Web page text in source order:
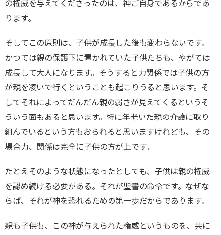
の権威を与えてくださったのは、神ご自身であるからであ
ります。
そしてこの原則は、子供が成長した後も変わらないです。
かつては親の保護下に置かれていた子供たちも、やがては
成長して大人になります。そうすると力関係では子供の方
が親を凌いで行くということも起こりうると思います。そ
してそれによってだんだん親の弱さが見えてくるというそ
ういう面もあると思います。特に年老いた親の介護に取り
組んでいるという方もおられると思いますけれども、その
場合力、関係は完全に子供の方が上です。
たとえそのような状態になったとしても、子供は親の権威
を認め続ける必要がある。それが聖書の命令です。なぜな
らば、それが神を恐れるための第一歩だからであります。
親も子供も、この神が与えられた権威というものを、共に